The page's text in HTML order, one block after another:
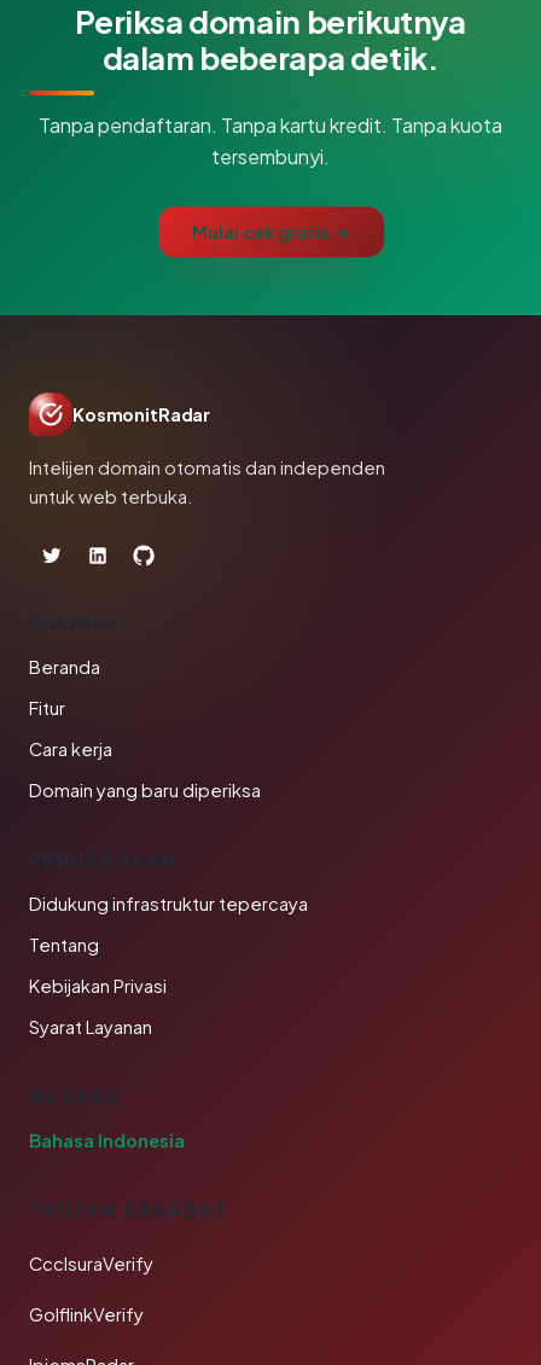
Periksa domain berikutnya
dalam beberapa detik.
Tanpa pendaftaran. Tanpa kartu kredit. Tanpa kuota
tersembunyi.
Mulai cek gratis →
KosmonitRadar
Intelijen domain otomatis dan independen
untuk web terbuka.
PRODUK
Beranda
Fitur
Cara kerja
Domain yang baru diperiksa
PERUSAHAAN
Didukung infrastruktur tepercaya
Tentang
Kebijakan Privasi
Syarat Layanan
BAHASA
Bahasa Indonesia
TAUTAN SAHABAT
CcclsuraVerify
GolflinkVerify